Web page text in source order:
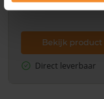
Bekijk product
Direct leverbaar